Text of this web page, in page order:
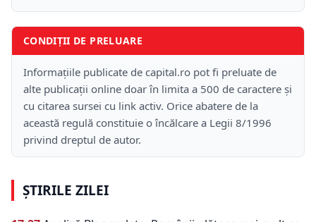
CONDIȚII DE PRELUARE
Informațiile publicate de capital.ro pot fi preluate de
alte publicații online doar în limita a 500 de caractere și
cu citarea sursei cu link activ. Orice abatere de la
această regulă constituie o încălcare a Legii 8/1996
privind dreptul de autor.
ȘTIRILE ZILEI